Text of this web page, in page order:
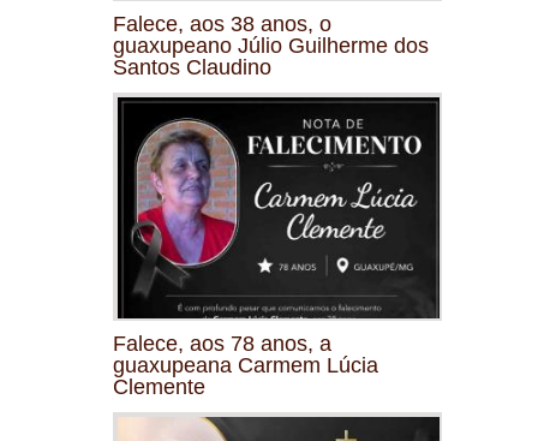
Falece, aos 38 anos, o
guaxupeano Júlio Guilherme dos
Santos Claudino
Falece, aos 78 anos, a
guaxupeana Carmem Lúcia
Clemente